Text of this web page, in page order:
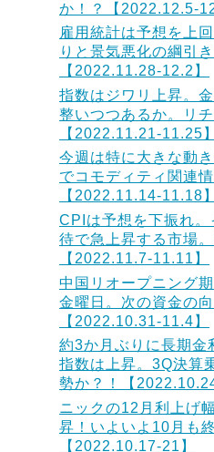
か！？【2022.12.5-
雇用統計は予想を上
りと景気悪化の綱引
【2022.11.28-12.2】
指数はジワリ上昇。
整いつつあるか。リ
【2022.11.21-11.25】
今週は特に大きな動
でコモディティ関連情
【2022.11.14-11.18】
CPIは予想を下振れ
待で急上昇する市場
【2022.11.7-11.11】
中国リオープニング
金曜日。次の資金の
【2022.10.31-11.4】
約3か月ぶりに長期金
指数は上昇。3Q決算
勢か？！【
ニックの12月利上げ
昇！いよいよ10月も
【2022.10.17-21】